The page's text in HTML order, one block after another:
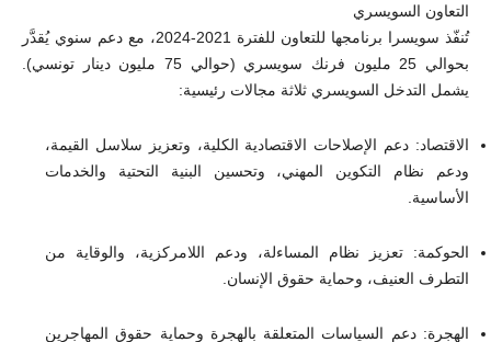
التعاون السويسري
تُنفّذ سويسرا برنامجها للتعاون للفترة 2021-2024، مع دعم سنوي يُقدَّر
بحوالي 25 مليون فرنك سويسري (حوالي 75 مليون دينار تونسي).
يشمل التدخل السويسري ثلاثة مجالات رئيسية:
الاقتصاد: دعم الإصلاحات الاقتصادية الكلية، وتعزيز سلاسل القيمة،
ودعم نظام التكوين المهني، وتحسين البنية التحتية والخدمات
الأساسية.
الحوكمة: تعزيز نظام المساءلة، ودعم اللامركزية، والوقاية من
التطرف العنيف، وحماية حقوق الإنسان.
الهجرة: دعم السياسات المتعلقة بالهجرة وحماية حقوق المهاجرين